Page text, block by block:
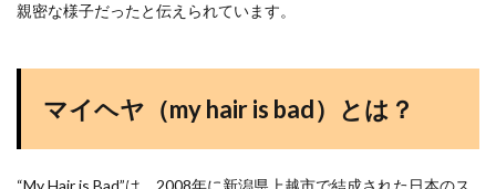
親密な様子だったと伝えられています​​。
マイヘヤ（my hair is bad）とは？
“My Hair is Bad”は、2008年に新潟県上越市で結成された日本のス